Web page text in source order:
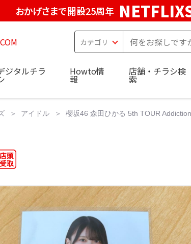
おかげさまで開設25周年
ジタルチラ Howto情
報
店舗・チラシ検
索
アイドル 櫻坂46 森田ひかる 5th TOUR